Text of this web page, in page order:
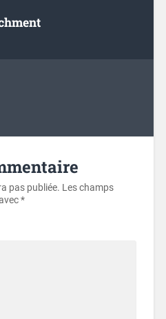
pas publiée. Les champs
*